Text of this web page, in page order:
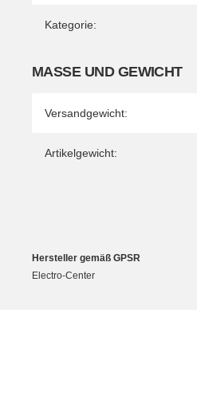
Kategorie:
MASSE UND GEWICHT
Versandgewicht:
Artikelgewicht:
Hersteller gemäß GPSR
Electro-Center